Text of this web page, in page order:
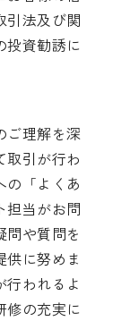
引法及び関
投資勧誘に
ご理解を深
取引が行わ
の「よくあ
担当がお問
問や質問を
供に努めま
行われるよ
修の充実に